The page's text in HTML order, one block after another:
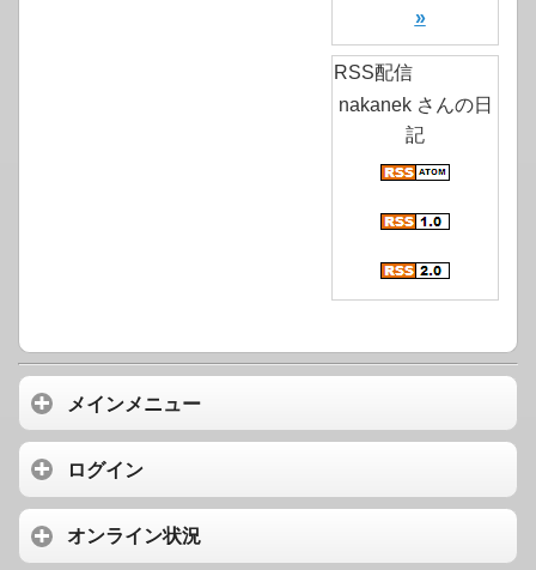
»
RSS配信
nakanek さんの日
記
メインメニュー
ログイン
オンライン状況